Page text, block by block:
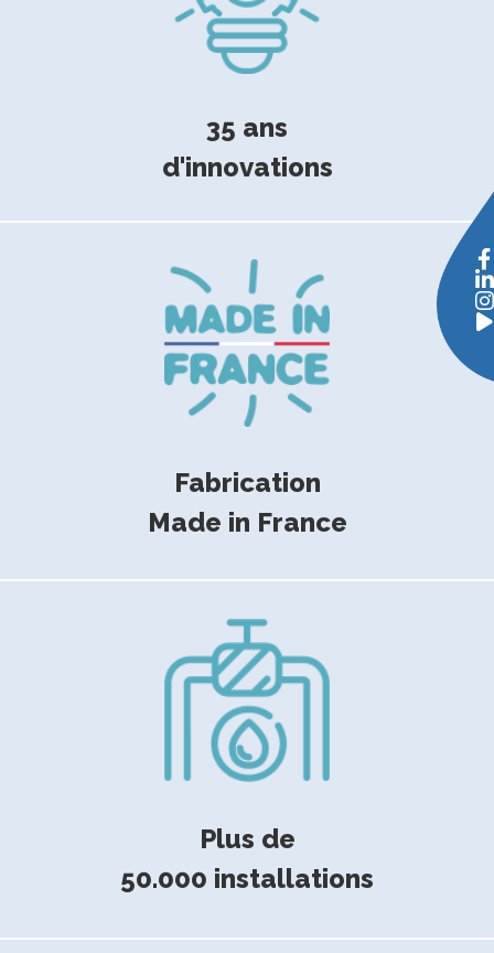
35 ans
d'innovations
Fabrication
Made in France
Plus de
50.000 installations